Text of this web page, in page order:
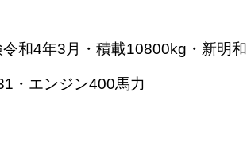
和4年3月・積載10800kg・新明和
・エンジン400馬力